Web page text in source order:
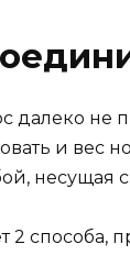
далеко не
и вес
несущая
2 способа,